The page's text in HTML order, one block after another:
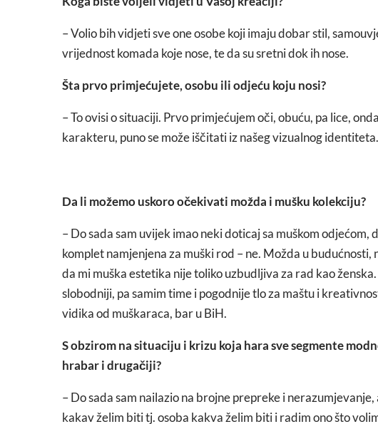
– Volio bih vidjeti sve one osobe koji imaju dobar stil,
vrijednost komada koje nose, te da su sretni dok ih nose.
Šta prvo primjećujete, osobu ili odjeću koju nosi?
– To ovisi o situaciji. Prvo primjećujem oči, obuću, pa lice,
karakteru, puno se može iščitati iz našeg vizualnog identiteta.
Da li možemo uskoro očekivati možda i mušku kolekciju?
– Do sada sam uvijek imao neki doticaj sa muškom
komplet namjenjena za muški rod – ne. Možda u
da mi muška estetika nije toliko uzbudljiva za rad kao
slobodniji, pa samim time i pogodnije tlo za maštu i
vidika od muškaraca, bar u BiH.
S obzirom na situaciju i krizu koja hara sve segmente
hrabar i drugačiji?
– Do sada sam nailazio na brojne prepreke i
kakav želim biti tj. osoba kakva želim biti i radim ono što